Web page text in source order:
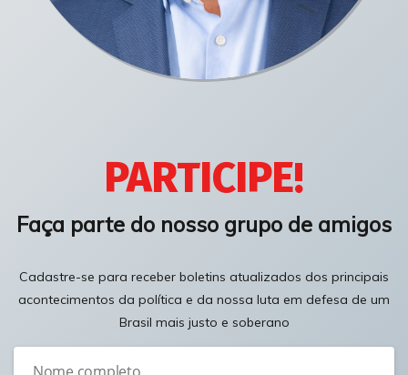
PARTICIPE!
Faça parte do nosso grupo de amigos
Cadastre-se para receber boletins atualizados dos principais
acontecimentos da política e da nossa luta em defesa de um
Brasil mais justo e soberano